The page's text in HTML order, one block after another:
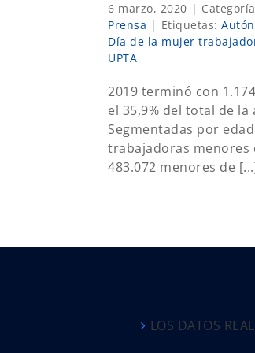
6 marzo, 2020 |
Prensa | Etiquetas:
Día de la mujer
UPTA
2019 terminó con
el 35,9% del total de la
Segmentadas por
trabajadoras menores
483.072 menores de
LOS DATOS